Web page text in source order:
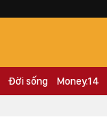
Đời sống Money.14